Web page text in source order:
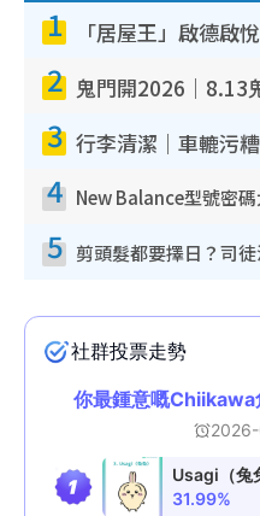
1
2
3
4
5